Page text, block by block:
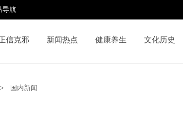
导航
信克邪 新闻热点 健康养生 文化历史
> 国内新闻